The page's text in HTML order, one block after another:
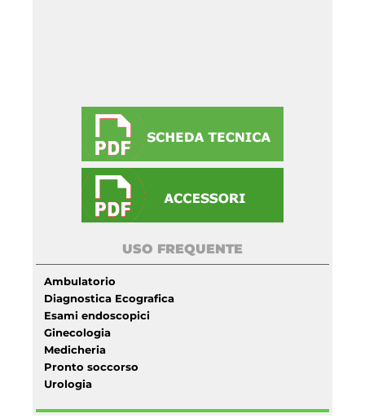
USO FREQUENTE
Ambulatorio
Diagnostica Ecografica
Esami endoscopici
Ginecologia
Medicheria
Pronto soccorso
Urologia